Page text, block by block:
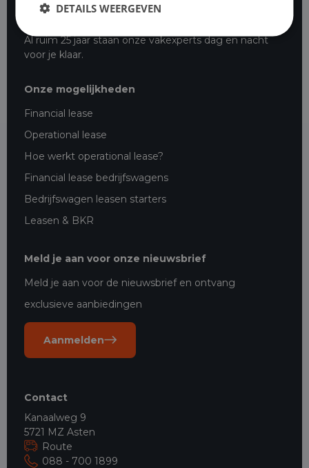
Al ruim 25 jaar staan onze vakexperts dag en nacht
voor je klaar.
Onze mogelijkheden
Financial lease
Operational lease
Hoe werkt operational lease?
Financial lease bedrijfswagens
Bedrijfswagen leasen starters
Leasen & BKR
Meld je aan voor onze nieuwsbrief
Meld je aan voor de nieuwsbrief en ontvang
exclusieve aanbiedingen
Aanmelden
Contact
Kanaalweg 9
5721 MZ Asten
Route
088 - 700 1899
DETAILS WEERGEVEN